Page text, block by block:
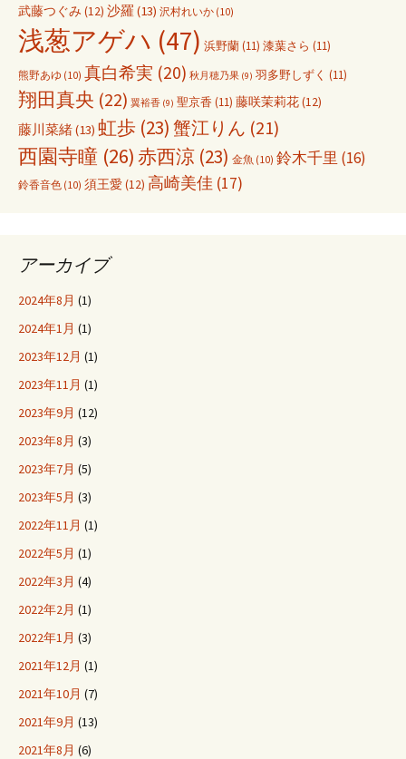
武藤つぐみ (12) 沙羅 (13) 沢村れいか (10)
浅葱アゲハ (47) 浜野蘭(11) 漆葉さら (11)
熊野あゆ (10) 真白希実 (20) 秋月穂乃果 (9) 羽多野しずく (11)
翔田真央 (22) 翼裕香 (9) 聖京香 (11) 藤咲茉莉花(12)
藤川菜緒(13) 虹歩 (23) 蟹江りん (21)
西園寺瞳 (26)赤西涼 (23) 金魚 (10) 鈴木千里 (16)
鈴香音色 (10) 須王愛 (12) 高崎美佳 (17)
アーカイブ
2024年8月 (1)
2024年1月 (1)
2023年12月 (1)
2023年11月 (1)
2023年9月 (12)
2023年8月 (3)
2023年7月 (5)
2023年5月 (3)
2022年11月 (1)
2022年5月 (1)
2022年3月 (4)
2022年2月 (1)
2022年1月 (3)
2021年12月 (1)
2021年10月 (7)
2021年9月 (13)
2021年8月 (6)